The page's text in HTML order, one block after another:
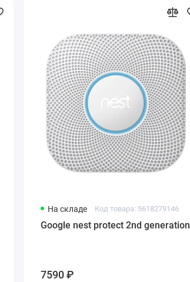
На складе Код товара: 5618279146
Google nest protect 2nd generation
7590 ₽